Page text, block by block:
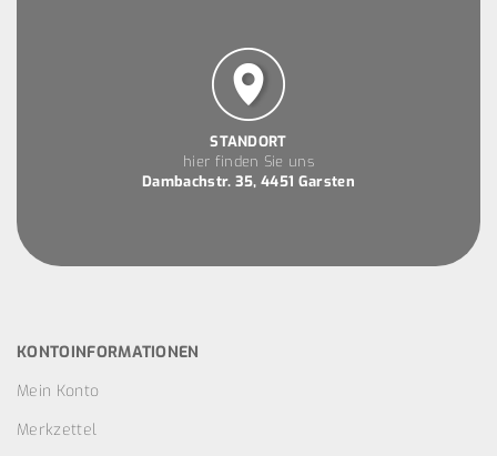
STANDORT
hier finden Sie uns
Dambachstr. 35, 4451 Garsten
KONTOINFORMATIONEN
Mein Konto
Merkzettel